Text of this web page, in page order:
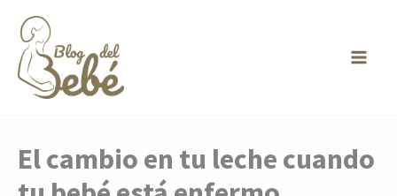
contenido
El cambio en tu leche cuando